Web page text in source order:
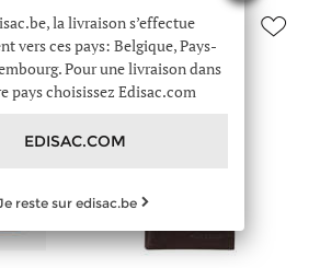
la livraison s’effectue
vers ces pays: Belgique, Pays-
Pour une livraison dans
pays choisissez Edisac.com
EDISAC.COM
reste sur edisac.be